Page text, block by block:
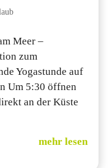
Meer –
zum
Yogastunde auf
Um 5:30 öffnen
an der Küste
mehr lesen